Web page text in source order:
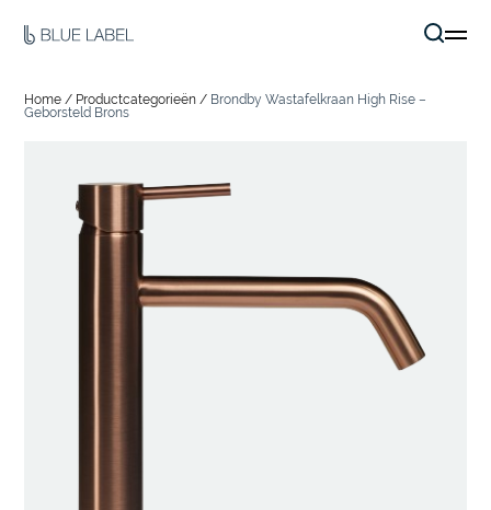
Home / Productcategorieën / Brondby Wastafelkraan High Rise –
Geborsteld Brons